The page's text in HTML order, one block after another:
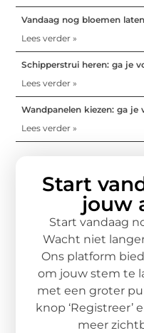
Vandaag nog bloemen
Lees verder »
Schipperstrui heren: ga je
Lees verder »
Wandpanelen kiezen: ga
Lees verder »
Start
jouw
Start vandaag
Wacht niet
Ons platform
om jouw stem te
met een groter
knop ‘Registreer’
meer